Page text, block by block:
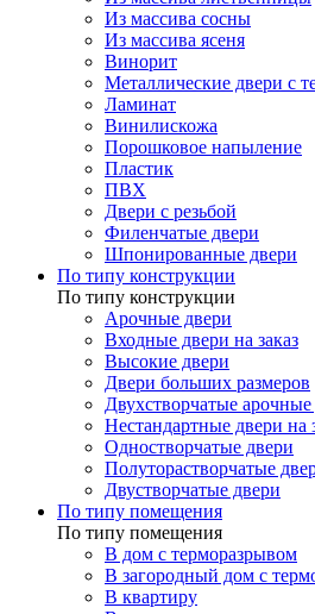
Из массива сосны
Из массива ясеня
Винорит
Металлические двери с
Ламинат
Винилискожа
Порошковое напыление
Пластик
ПВХ
Двери с резьбой
Филенчатые двери
Шпонированные двери
По типу конструкции
По типу конструкции
Арочные двери
Входные двери на заказ
Высокие двери
Двери больших размеров
Двухстворчатые арочные
Нестандартные двери на
Одностворчатые двери
Полуторастворчатые
Двустворчатые двери
По типу помещения
По типу помещения
В дом с терморазрывом
В загородный дом с
В квартиру